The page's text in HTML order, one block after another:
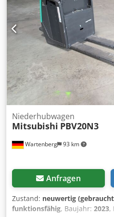
Vulkollan Bereifung vorne
hinten Typ: Vulkollan
Batterie Volt: 24V Batterie Ah:
Ionen Batterie Baujahr: 2024
CE Zertifikat, Csdpfx
Wartungsfreie Batterie 24 V
Wartenberg 93 km
Niederhubwagen
Mitsubishi PBV20N3
Anfragen
Zustand: neuwertig
funktionsfähig, Baujahr: 2023,